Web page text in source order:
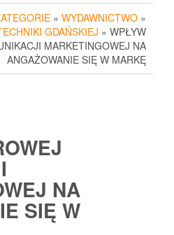
» WYDAWNICTWO »
GDAŃSKIEJ » WPŁYW
MARKETINGOWEJ NA
ANGAŻOWANIE SIĘ W MARKĘ
NA
SIĘ W